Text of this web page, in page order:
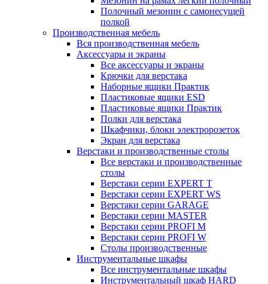
Полочный мезонин с самонесущей
полкой
Производственная мебель
Вся производственная мебель
Аксессуары и экраны
Все аксессуары и экраны
Крючки для верстака
Наборные ящики Практик
Пластиковые ящики ESD
Пластиковые ящики Практик
Полки для верстака
Шкафчики, блоки электророзеток
Экран для верстака
Верстаки и производственные столы
Все верстаки и производственные
столы
Верстаки серии EXPERT T
Верстаки серии EXPERT WS
Верстаки серии GARAGE
Верстаки серии MASTER
Верстаки серии PROFI M
Верстаки серии PROFI W
Столы производственные
Инструментальные шкафы
Все инструментальные шкафы
Инструментальный шкаф HARD